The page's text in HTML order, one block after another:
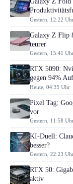
Gestern, 12:22
Galaxy Z Flip
teurer
Gestern, 15:41
RTX 5090:
gegen 94%
Heute, 04:35 Uhr
Pixel Tag:
vor
Gestern, 11:58
KI-Duell:
besser?
Gestern, 22:23
RTX 50:
aktiv